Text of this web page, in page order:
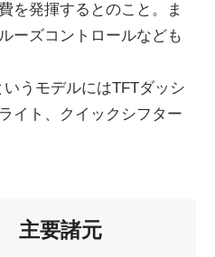
を発揮するとのこと。ま
ーズコントロールなども
うモデルにはTFTダッシ
イト、クイックシフター
主要諸元